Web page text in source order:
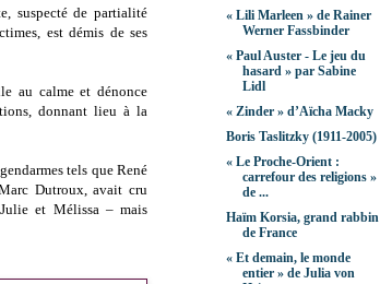
suspecté de partialité
est démis de ses
au calme et dénonce
donnant lieu à la
tels que René
Dutroux, avait cru
et Mélissa – mais
« Lili Marleen » de Rainer
Werner Fassbinder
« Paul Auster - Le jeu du
hasard » par Sabine
Lidl
« Zinder » d’Aïcha Macky
Boris Taslitzky (1911-2005)
« Le Proche-Orient :
carrefour des religions »
de ...
Haïm Korsia, grand rabbin
de France
« Et demain, le monde
entier » de Julia von